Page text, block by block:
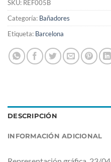
SKU: REF005B
Categoría: Bañadores
Etiqueta: Barcelona
DESCRIPCIÓN
INFORMACIÓN ADICIONAL